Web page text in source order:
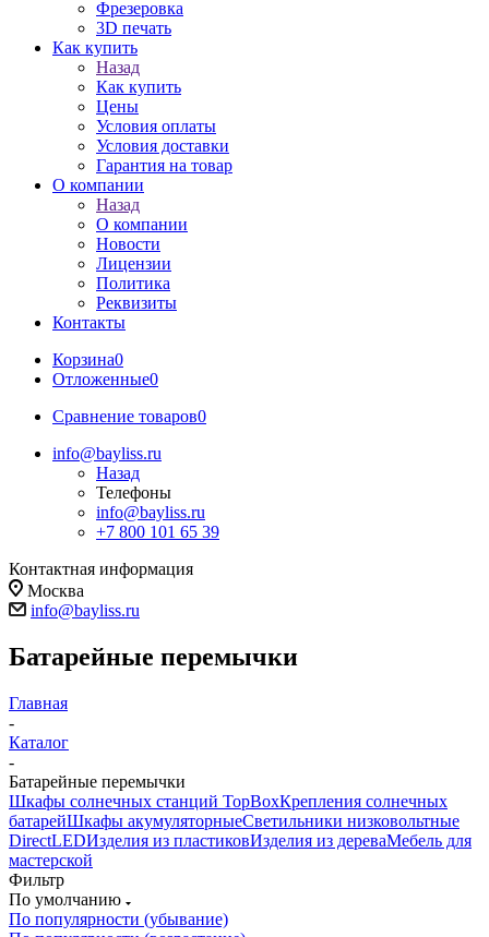
Фрезеровка
3D печать
Как купить
Назад
Как купить
Цены
Условия оплаты
Условия доставки
Гарантия на товар
О компании
Назад
О компании
Новости
Лицензии
Политика
Реквизиты
Контакты
Корзина0
Отложенные0
Сравнение товаров0
info@bayliss.ru
Назад
Телефоны
info@bayliss.ru
+7 800 101 65 39
Контактная информация
Москва
info@bayliss.ru
Батарейные перемычки
Главная
-
Каталог
-
Батарейные перемычки
Шкафы солнечных станций TopBoxКрепления солнечных
батарейШкафы акумуляторныеСветильники низковольтные
DirectLEDИзделия из пластиковИзделия из дереваМебель для
мастерской
Фильтр
По умолчанию
По популярности (убывание)